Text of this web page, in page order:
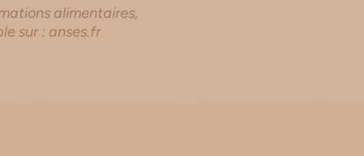
alimentaires,
sur : anses.fr